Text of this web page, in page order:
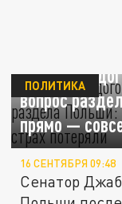
Сикорский
вопрос
прямо —
ПОЛИТИКА
16 СЕНТЯБРЯ 09:48
Сенатор